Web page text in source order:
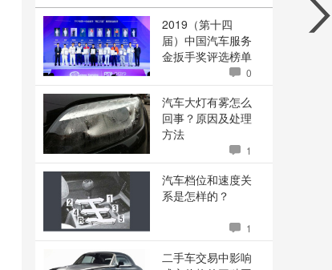
2019（第十四
届）中国汽车服务
金扳手奖评选榜单
0
汽车大灯有雾怎么
回事？原因及处理
方法
1
汽车档位和速度关
系是怎样的？
1
二手车交易中影响